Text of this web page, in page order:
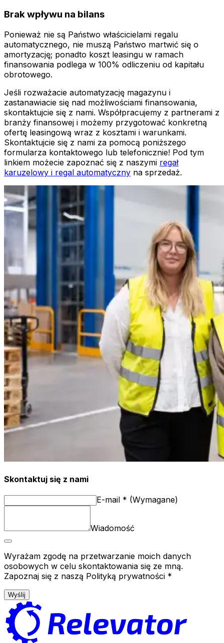
Brak wpływu na bilans
Ponieważ nie są Państwo właścicielami regalu
automatycznego, nie muszą Państwo martwić się o
amortyzację; ponadto koszt leasingu w ramach
finansowania podlega w 100% odliczeniu od kapitału
obrotowego.
Jeśli rozważacie automatyzację magazynu i
zastanawiacie się nad możliwościami finansowania,
skontaktujcie się z nami. Współpracujemy z partnerami z
branży finansowej i możemy przygotować konkretną
ofertę leasingową wraz z kosztami i warunkami.
Skontaktujcie się z nami za pomocą poniższego
formularza kontaktowego lub telefonicznie! Pod tym
linkiem możecie zapoznać się z naszymi regał
karuzelowy i regal automatyczny na sprzedaż.
Skontaktuj się z nami
E-mail * (Wymagane)
Wiadomość
Wyrażam zgodę na przetwarzanie moich danych
osobowych w celu skontaktowania się ze mną.
Zapoznaj się z naszą Polityką prywatności *
Wyślij